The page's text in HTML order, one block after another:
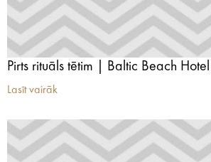
Pirts rituāls tētim | Baltic Beach Hotel
Lasīt vairāk